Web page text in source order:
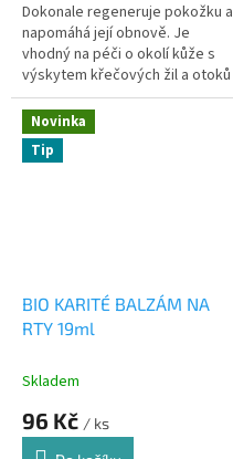
Dokonale regeneruje pokožku a
napomáhá její obnově. Je
vhodný na péči o okolí kůže s
výskytem křečových žil a otoků
po námaze 19 ml
Novinka
Tip
BIO KARITÉ BALZÁM NA
RTY 19ml
Skladem
96 Kč / ks